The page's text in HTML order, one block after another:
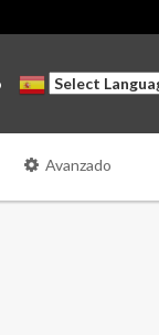
Avanzado